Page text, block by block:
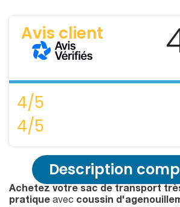
Avis client
4/5
4/5
Description
Achetez votre sac de transport
pratique avec coussin